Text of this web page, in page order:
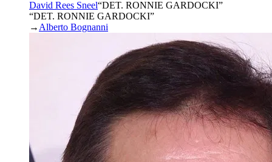
David Rees Sneel“DET. RONNIE GARDOCKI”
“DET. RONNIE GARDOCKI”
→ Alberto Bognanni